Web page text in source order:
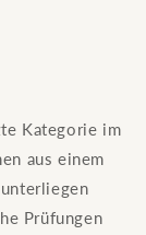
Kategorie im
aus einem
Prüfungen